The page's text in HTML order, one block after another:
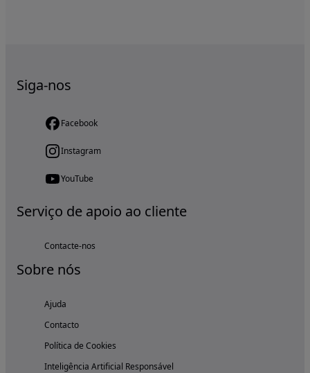
Siga-nos
Facebook
Instagram
YouTube
Serviço de apoio ao cliente
Contacte-nos
Sobre nós
Ajuda
Contacto
Política de Cookies
Inteligência Artificial Responsável